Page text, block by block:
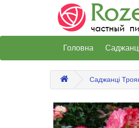
Головна
Саджанці